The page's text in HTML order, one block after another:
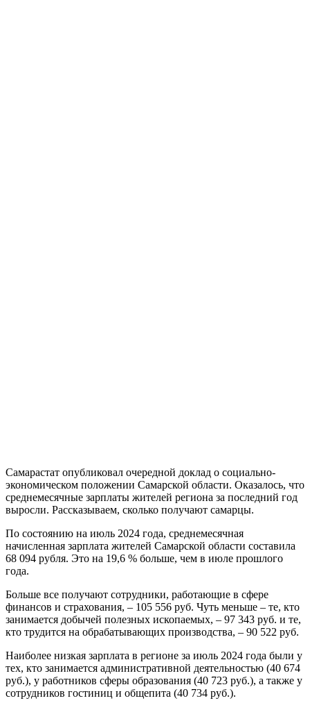
Самарастат опубликовал очередной доклад о социально-
экономическом положении Самарской области. Оказалось, что
среднемесячные зарплаты жителей региона за последний год
выросли. Рассказываем, сколько получают самарцы.
По состоянию на июль 2024 года, среднемесячная
начисленная зарплата жителей Самарской области составила
68 094 рубля. Это на 19,6 % больше, чем в июле прошлого
года.
Больше все получают сотрудники, работающие в сфере
финансов и страхования, – 105 556 руб. Чуть меньше – те, кто
занимается добычей полезных ископаемых, – 97 343 руб. и те,
кто трудится на обрабатывающих производства, – 90 522 руб.
Наиболее низкая зарплата в регионе за июль 2024 года были у
тех, кто занимается административной деятельностью (40 674
руб.), у работников сферы образования (40 723 руб.), а также у
сотрудников гостиниц и общепита (40 734 руб.).